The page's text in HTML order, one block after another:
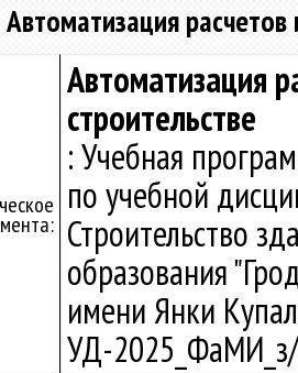
Автоматизация расчетов
Автоматизация
строительстве
: Учебная
по учебной
Строительство
образования
имени Янки
УД-